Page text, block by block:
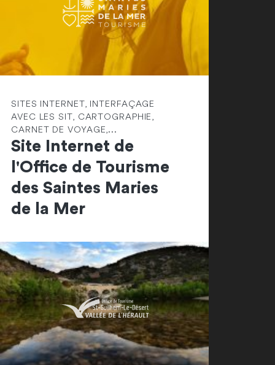
SITES INTERNET, INTERFAÇAGE
AVEC LES SIT, CARTOGRAPHIE,
CARNET DE VOYAGE,...
Site Internet de
l'Office de Tourisme
des Saintes Maries
de la Mer